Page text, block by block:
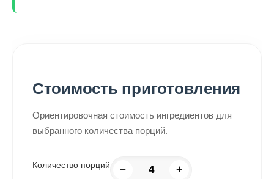
Стоимость приготовления
Ориентировочная стоимость ингредиентов для
выбранного количества порций.
Количество порций − +